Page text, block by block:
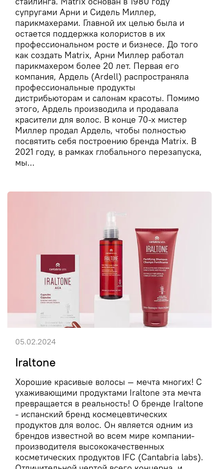
супругами Арни и Сидель Миллер,
парикмахерами. Главной их целью была и
остается поддержка колористов в их
профессиональном росте и бизнесе. До того
как создать Matrix, Арни Миллер работал
парикмахером более 20 лет. Первая его
компания, Ардель (Ardell) распространяла
профессиональные продукты
дистрибьюторам и салонам красоты. Помимо
этого, Ардель производила и продавала
красители для волос. В конце 70-х мистер
Миллер продал Ардель, чтобы полностью
посвятить себя построению бренда Matrix. В
2021 году, в рамках глобального перезапуска,
мы...
Iraltone
Хорошие красивые волосы — мечта многих! С
ухаживающими продуктами Iraltone эта мечта
превращается в реальность! О бренде Iraltone
- испанский бренд космецевтических
продуктов для волос. Он является одним из
брендов известной во всем мире компании-
производителя высококачественных
косметических продуктов IFC (Cantabria labs).
05.02.2024